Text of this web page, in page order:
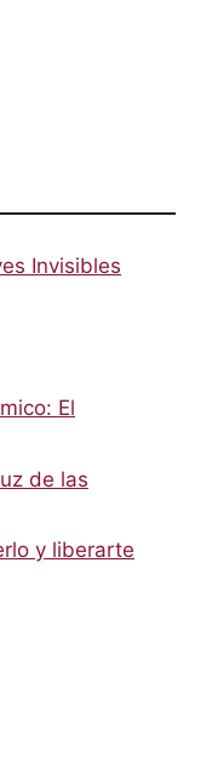
Invisibles
El
de las
y liberarte